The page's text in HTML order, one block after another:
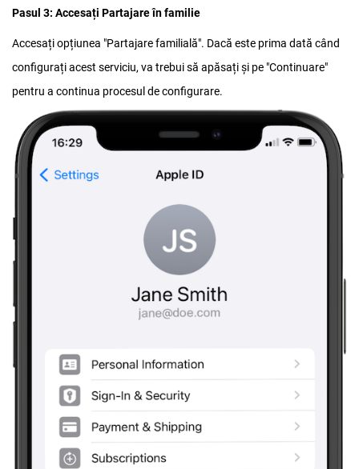
Pasul 3: Accesați Partajare în familie
Accesați opțiunea "Partajare familială". Dacă este prima dată când
configurați acest serviciu, va trebui să apăsați și pe "Continuare"
pentru a continua procesul de configurare.